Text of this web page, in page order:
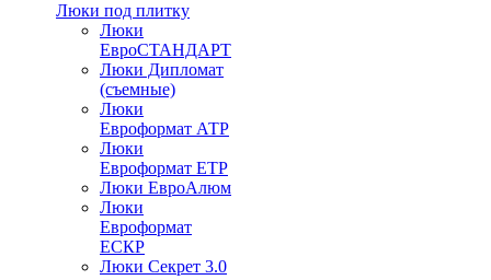
Люки под плитку
Люки
ЕвроСТАНДАРТ
Люки Дипломат
(съемные)
Люки
Евроформат АТР
Люки
Евроформат ЕТР
Люки ЕвроАлюм
Люки
Евроформат
ЕСКР
Люки Секрет 3.0